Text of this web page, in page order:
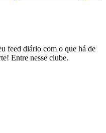
feed diário com o que há de
Entre nesse clube.